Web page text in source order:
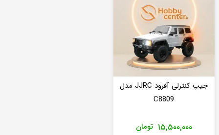
جیپ کنترلی آفرود JJRC مدل
C8809
۱۵,۵۰۰,۰۰۰ تومان